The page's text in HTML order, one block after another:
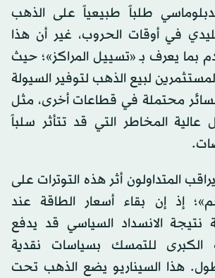
طلباً طبيعياً على الذهب
في أوقات الحروب، غير أن هذا
بما يعرف بـ «تسييل المراكز»؛ حيث
لبيع الذهب لتوفير السيولة
خسائر محتملة في قطاعات أخرى، مثل
عالية المخاطر التي قد تتأثر سلباً
المتداولون أثر هذه التوترات على
إذ إن بقاء أسعار الطاقة عند
نتيجة الانسداد السياسي قد يدفع
الكبرى للتمسك بسياسات نقدية
هذا السيناريو يضع الذهب تحت